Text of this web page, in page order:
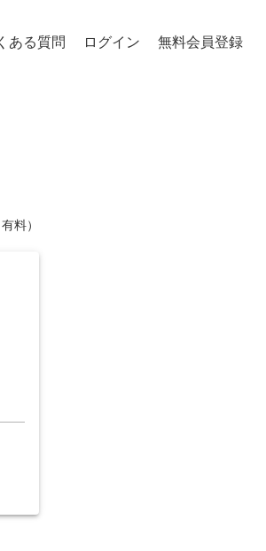
ある質問 ログイン 無料会員登録
有料）